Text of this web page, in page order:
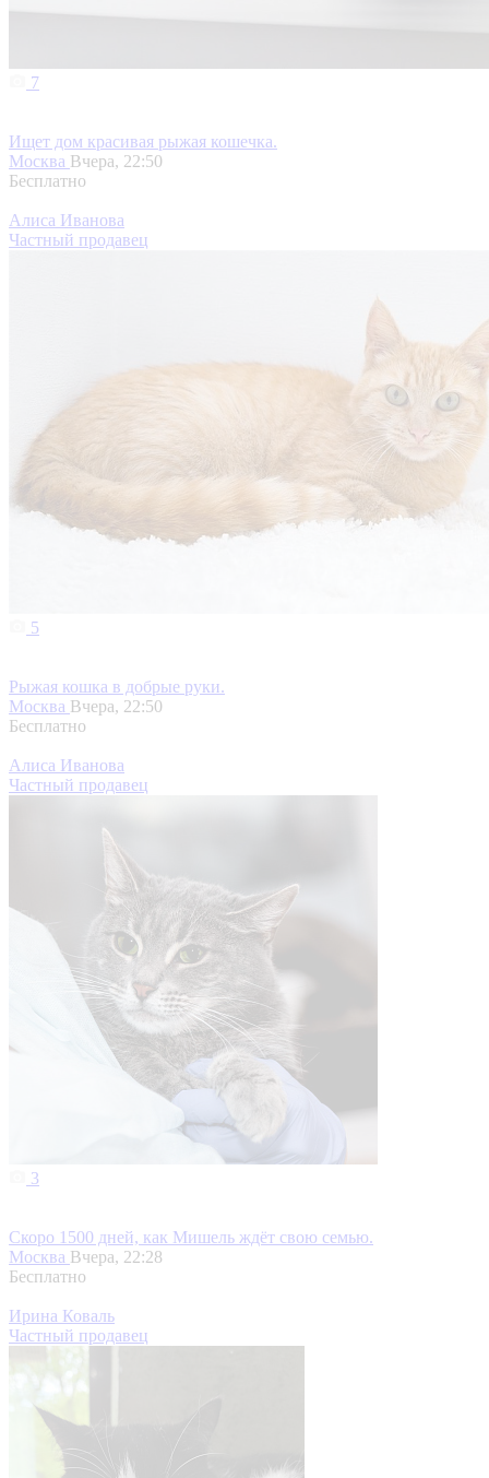
7
Ищет дом красивая рыжая кошечка.
Москва Вчера, 22:50
Бесплатно
Алиса Иванова
Частный продавец
5
Рыжая кошка в добрые руки.
Москва Вчера, 22:50
Бесплатно
Алиса Иванова
Частный продавец
3
Скоро 1500 дней, как Мишель ждёт свою семью.
Москва Вчера, 22:28
Бесплатно
Ирина Коваль
Частный продавец